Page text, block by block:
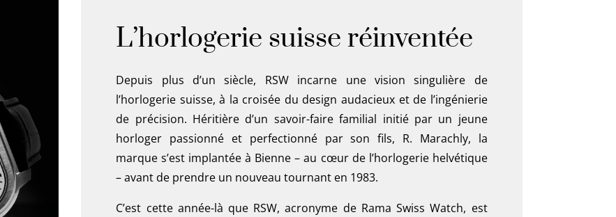
L’horlogerie suisse réinventée
Depuis plus d’un siècle, RSW incarne une vision singulière de
l’horlogerie suisse, à la croisée du design audacieux et de l’ingénierie
de précision. Héritière d’un savoir-faire familial initié par un jeune
horloger passionné et perfectionné par son fils, R. Marachly, la
marque s’est implantée à Bienne – au cœur de l’horlogerie helvétique
– avant de prendre un nouveau tournant en 1983.
C’est cette année-là que RSW, acronyme de Rama Swiss Watch, est